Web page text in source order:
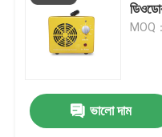
MOQ
ভালো দাম